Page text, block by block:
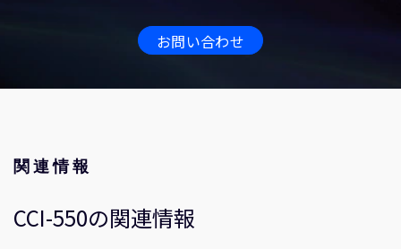
お問い合わせ
関連情報
CCI-550の関連情報